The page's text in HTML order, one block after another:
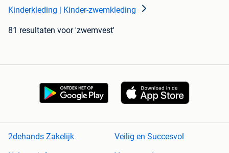
Kinderkleding | Kinder-zwemkleding
81 resultaten voor 'zwemvest'
2dehands Zakelijk
Veilig en Succesvol